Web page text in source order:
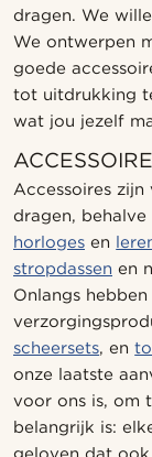
dragen. We
We ontwerpen
goede
tot uitdrukking
wat jou jezelf
Accessoires
dragen,
horloges en
stropdassen en
Onlangs
scheersets, en
onze laatste
voor ons is, om
belangrijk is: